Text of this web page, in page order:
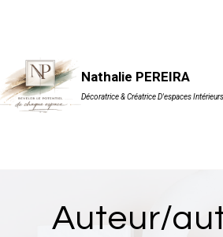
contenu
Nathalie PEREIRA
Décoratrice & Créatrice D'espaces Intérieurs
Auteur/